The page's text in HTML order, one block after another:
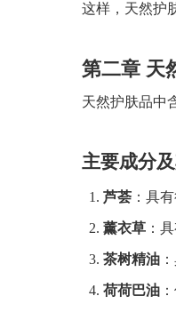
这样，天然护
第二章 天
天然护肤品中
主要成分
芦荟 ：具
薰衣草 ：
茶树精油
荷荷巴油